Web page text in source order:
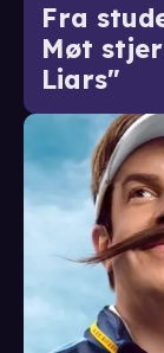
Fra
Møt
Liars"